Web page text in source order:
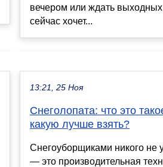
вечером или ждать
сейчас хочет...
13:21, 25 Ноя
Снеголопата: что это
какую лучше взять?
Снегоуборщиками никого не
— это производительная